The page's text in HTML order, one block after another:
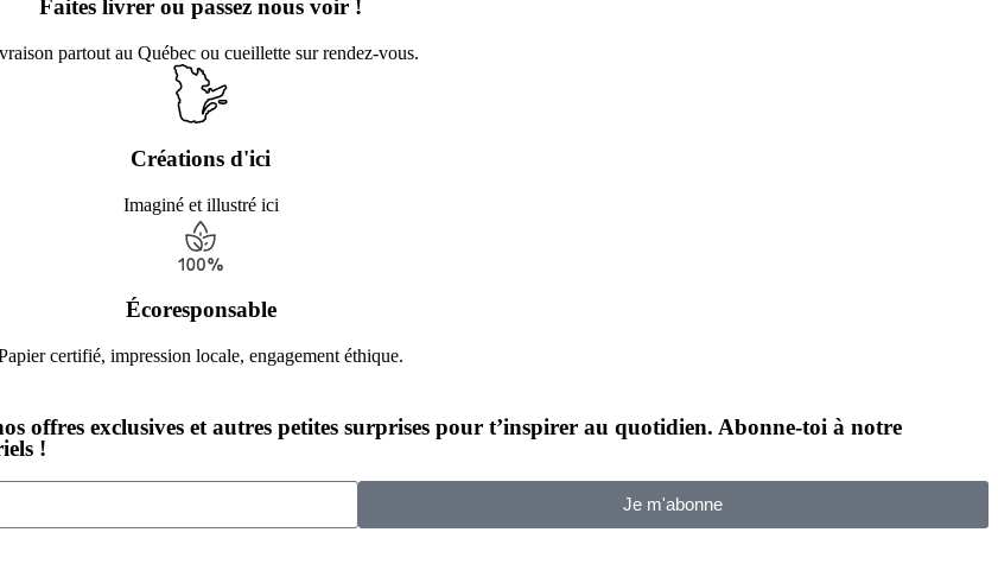
Faites livrer ou passez nous voir !
partout au Québec ou cueillette sur rendez-vous.
Créations d'ici
Imaginé et illustré ici
Écoresponsable
certifié, impression locale, engagement éthique.
offres exclusives et autres petites surprises pour t’inspirer au quotidien. Abonne-toi à notre
!
Je m'abonne